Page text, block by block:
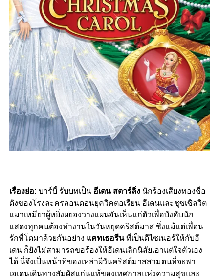
เรื่องย่อ: บาร์บี้ รับบทเป็น อีเดน สตาร์ลิ่งนักร้องเสียงทองชื่อ
ดังของโรงละครลอนดอนยุควิคตอเรียน อีเดนและชุซเซิลวิต
แมวเหมียวผู้หยิ่งผยองวางแผนอันเห็นแก่ตัวเพื่อบังคับนัก
แสดงทุกคนต้องทำงานในวันหยุดคริสต์มาส ซึ่งแม้แต่เพื่อน
รักที่โตมาด้วยกันอย่าง แคทเธอรีนที่เป็นดีไซเนอร์ให้กับอี
เดน ก็ยังไม่สามารถขอร้องให้อีเดนเลิกนิสัยเอาแต่ใจตัวเอง
ได้ นี่จึงเป็นหน้าที่ของเหล่าผีวันคริสต์มาสสามตนที่จะพา
เอเดนเดินทางสัมผัสแก่นแท้ของเทศกาลแห่งความสุขและ